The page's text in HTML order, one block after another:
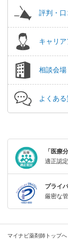
評判・口
キャリ
相談会場
よくある
「医療
適正認
プライ
厳密な
マイナビ薬剤師トップへ